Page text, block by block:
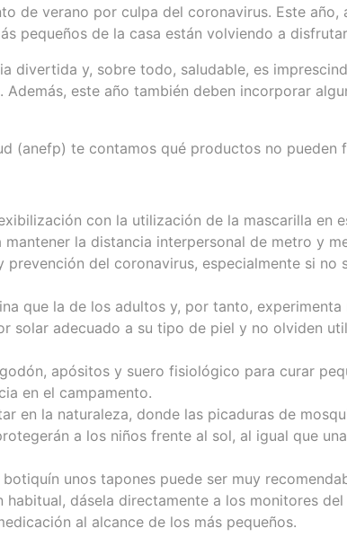
de verano por culpa del coronavirus. Este
pequeños de la casa están volviendo a
divertida y, sobre todo, saludable, es
este año también deben incorporar
(anefp) te contamos qué productos no pueden
con la utilización de la mascarilla en
la distancia interpersonal de metro y
del coronavirus, especialmente si no
que la de los adultos y, por tanto,
solar adecuado a su tipo de piel y no olviden
apósitos y suero fisiológico para curar
en el campamento.
en la naturaleza, donde las picaduras de
a los niños frente al sol, al igual que
unos tapones puede ser muy
dásela directamente a los monitores
al alcance de los más pequeños.